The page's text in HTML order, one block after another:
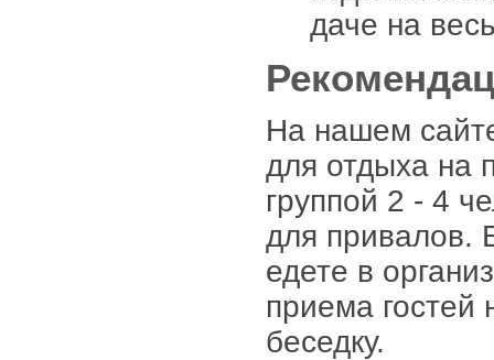
даче на
На нашем
для отдыха на
группой 2 - 4
для привалов.
едете в
приема гостей
беседку.